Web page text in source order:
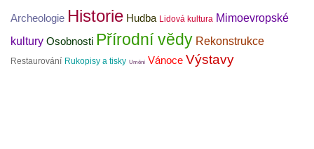
Archeologie Historie Hudba Lidová kultura Mimoevropské
kultury Osobnosti Přírodní vědy Rekonstrukce
Restaurování Rukopisy a tisky Umění Vánoce Výstavy